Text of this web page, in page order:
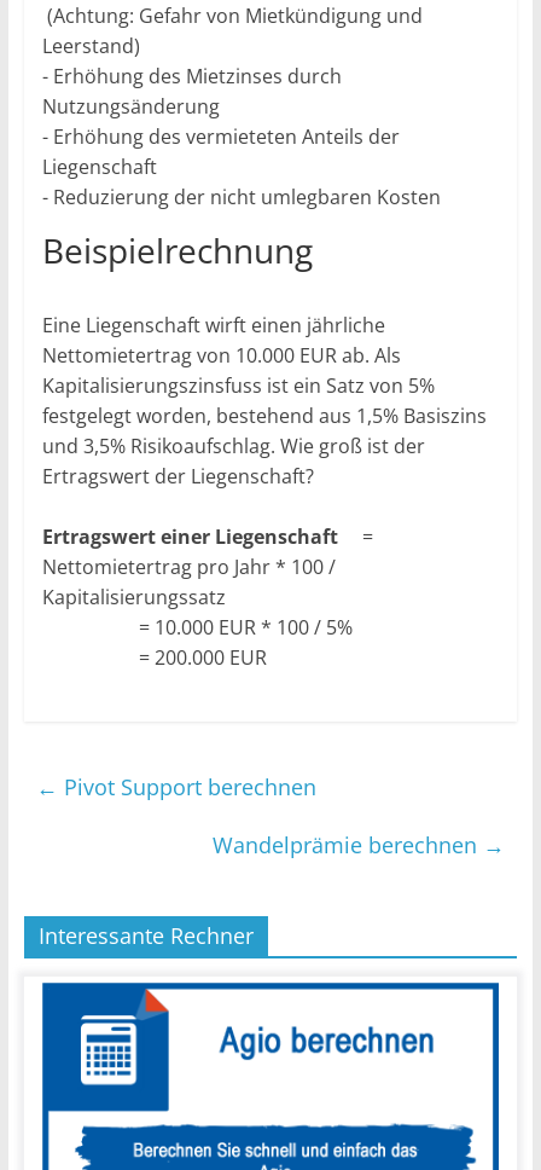
(Achtung: Gefahr von Mietkündigung und
Leerstand)
- Erhöhung des Mietzinses durch
Nutzungsänderung
- Erhöhung des vermieteten Anteils der
Liegenschaft
- Reduzierung der nicht umlegbaren Kosten
Beispielrechnung
Eine Liegenschaft wirft einen jährliche
Nettomietertrag von 10.000 EUR ab. Als
Kapitalisierungszinsfuss ist ein Satz von 5%
festgelegt worden, bestehend aus 1,5% Basiszins
und 3,5% Risikoaufschlag. Wie groß ist der
Ertragswert der Liegenschaft?
Ertragswert einer Liegenschaft =
Nettomietertrag pro Jahr * 100 /
Kapitalisierungssatz
= 10.000 EUR * 100 / 5%
= 200.000 EUR
← Pivot Support berechnen
Wandelprämie berechnen →
Interessante Rechner